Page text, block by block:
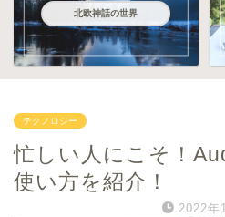
北欧神話の世界
テクノロジー
忙しい人にこそ！
使い方を紹介！
2022年